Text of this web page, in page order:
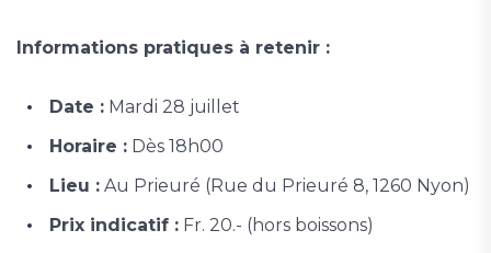
Informations pratiques à retenir :
Date : Mardi 28 juillet
Horaire : Dès 18h00
Lieu : Au Prieuré (Rue du Prieuré 8, 1260 Nyon)
Prix indicatif : Fr. 20.- (hors boissons)